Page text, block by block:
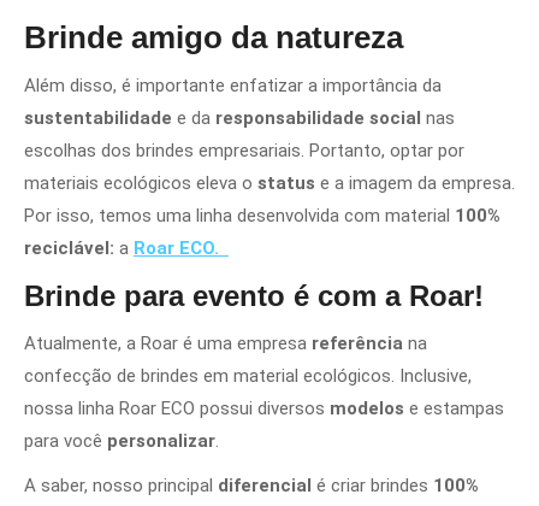
Brinde amigo da natureza
Além disso, é importante enfatizar a importância da
sustentabilidade e da responsabilidade social nas
escolhas dos brindes empresariais. Portanto, optar por
materiais ecológicos eleva o status e a imagem da empresa.
Por isso, temos uma linha desenvolvida com material 100%
reciclável: a Roar ECO.
Brinde para evento é com a Roar!
Atualmente, a Roar é uma empresa referência na
confecção de brindes em material ecológicos. Inclusive,
nossa linha Roar ECO possui diversos modelos e estampas
para você personalizar.
A saber, nosso principal diferencial é criar brindes 100%